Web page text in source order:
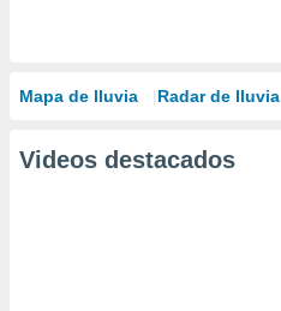
Mapa de lluvia Radar de lluvia
Videos destacados